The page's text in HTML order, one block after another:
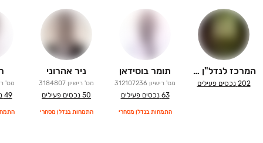
המרכז לנדל"ן בע"מ
202 נכסים פעילים
תומר בוסידאן
מס' רישיון 312107236
63 נכסים פעילים
התמחות בנדלן מסחרי
ניר אהרוני
מס' רישיון 3184807
50 נכסים פעילים
התמחות בנדלן מסחרי
מס'
49